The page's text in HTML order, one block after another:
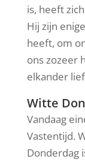
is, heeft
Hij zijn
heeft, om
ons zozeer
elkander
Witte
Vandaag
Vastentijd.
Donderdag